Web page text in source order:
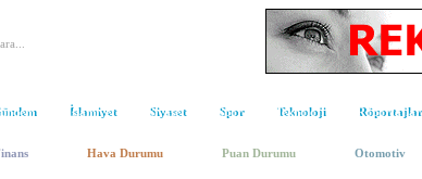
Başkanlığı’na Mert Polat
YÜKSELİYOR
İslamiyet Siyaset Spor Teknoloji Röportajlar
Hava Durumu Puan Durumu Otomotiv